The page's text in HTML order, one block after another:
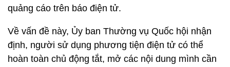
quảng cáo trên báo điện tử.
Về vấn đề này, Ủy ban Thường vụ Quốc hội nhận
định, người sử dụng phương tiện điện tử có thể
hoàn toàn chủ động tắt, mở các nội dung mình cần